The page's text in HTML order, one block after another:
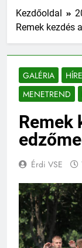
Kezdőoldal
Remek kezdés
GALÉRIA
MENETREND
Remek
Érdi VSE